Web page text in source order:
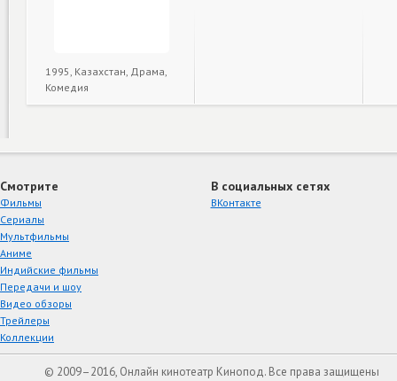
1995, Казахстан, Драма,
Комедия
Смотрите
Фильмы
Сериалы
Мультфильмы
Аниме
Индийские фильмы
Передачи и шоу
Видео обзоры
Трейлеры
Коллекции
В социальных сетях
ВКонтакте
© 2009–2016, Онлайн кинотеатр Кинопод. Все права защищены